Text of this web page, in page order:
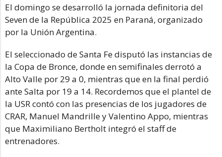
El domingo se desarrolló la jornada definitoria del
Seven de la República 2025 en Paraná, organizado
por la Unión Argentina.
El seleccionado de Santa Fe disputó las instancias de
la Copa de Bronce, donde en semifinales derrotó a
Alto Valle por 29 a 0, mientras que en la final perdió
ante Salta por 19 a 14. Recordemos que el plantel de
la USR contó con las presencias de los jugadores de
CRAR, Manuel Mandrille y Valentino Appo, mientras
que Maximiliano Bertholt integró el staff de
entrenadores.